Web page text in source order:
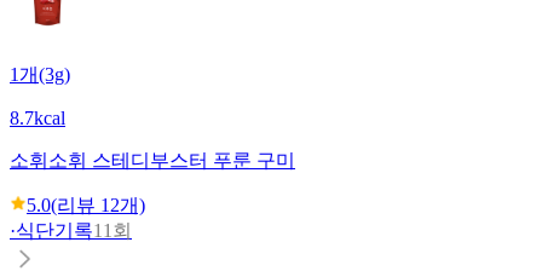
1개(3g)
8.7kcal
소휘 소휘 스테디부스터 푸룬 구미
5.0(리뷰 12개)
·식단기록11회